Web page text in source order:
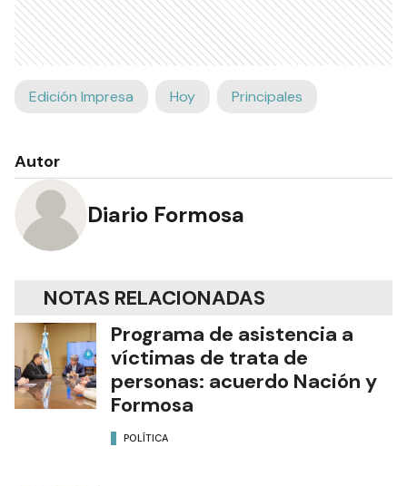
Edición Impresa Hoy Principales
Autor
Diario Formosa
NOTAS RELACIONADAS
Programa de asistencia a
víctimas de trata de
personas: acuerdo Nación y
Formosa
POLÍTICA